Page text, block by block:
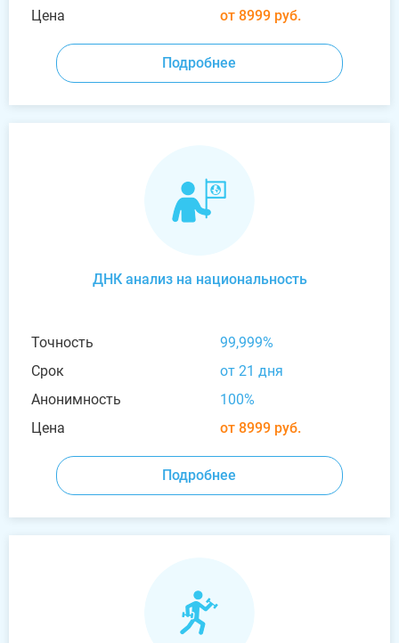
Цена
от 8999 руб.
Подробнее
ДНК анализ на национальность
Точность
99,999%
Срок
от 21 дня
Анонимность
100%
Цена
от 8999 руб.
Подробнее